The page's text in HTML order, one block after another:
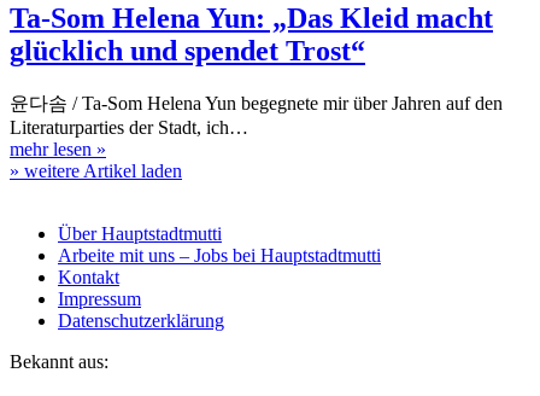
Ta-Som Helena Yun: „Das Kleid macht
glücklich und spendet Trost“
윤다솜 / Ta-Som Helena Yun begegnete mir über Jahren auf den
Literaturparties der Stadt, ich…
mehr lesen »
» weitere Artikel laden
Über Hauptstadtmutti
Arbeite mit uns – Jobs bei Hauptstadtmutti
Kontakt
Impressum
Datenschutzerklärung
Bekannt aus: